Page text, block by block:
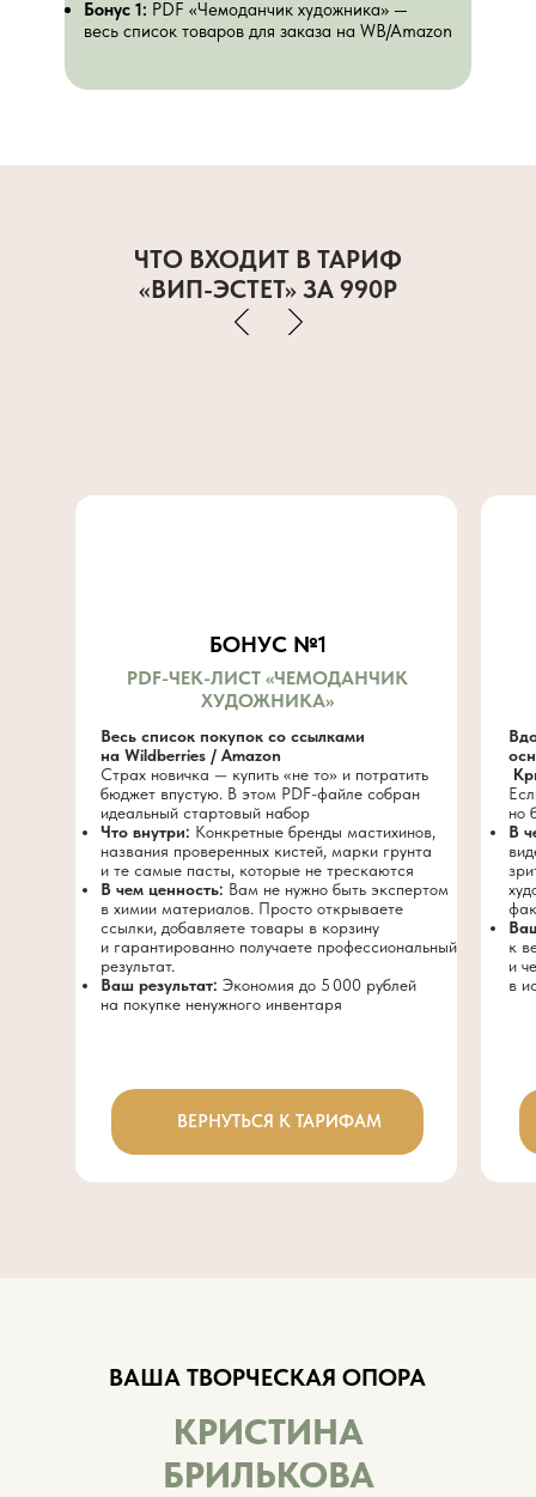
Бонус 1: PDF «Чемоданчик художника» —
весь список товаров для заказа на WB/Amazon
ЧТО ВХОДИТ В ТАРИФ
«ВИП-ЭСТЕТ» ЗА 990Р
но
В
к
и
в
Весь список покупок со ссылками
на Wildberries / Amazon
Страх новичка — купить «не то» и потратить
бюджет впустую. В этом PDF-файле собран
идеальный стартовый набор
Что внутри: Конкретные бренды мастихинов,
названия проверенных кистей, марки грунта
и те самые пасты, которые не трескаются
В чем ценность: Вам не нужно быть экспертом
в химии материалов. Просто открываете
ссылки, добавляете товары в корзину
и гарантированно получаете профессиональный
результат.
Ваш результат: Экономия до 5 000 рублей
на покупке ненужного инвентаря
БОНУС №1
PDF-ЧЕК-ЛИСТ «ЧЕМОДАНЧИК
ХУДОЖНИКА»
ВЕРНУТЬСЯ К ТАРИФАМ
КРИСТИНА
БРИЛЬКОВА
ВАША ТВОРЧЕСКАЯ ОПОРА